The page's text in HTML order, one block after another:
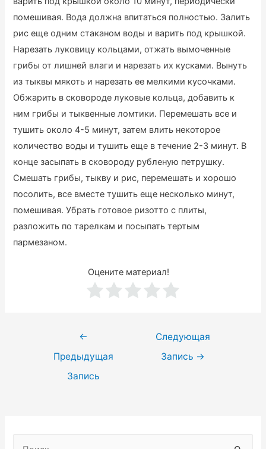
помешивая. Вода должна впитаться полностью. Залить
рис еще одним стаканом воды и варить под крышкой.
Нарезать луковицу кольцами, отжать вымоченные
грибы от лишней влаги и нарезать их кусками. Вынуть
из тыквы мякоть и нарезать ее мелкими кусочками.
Обжарить в сковороде луковые кольца, добавить к
ним грибы и тыквенные ломтики. Перемешать все и
тушить около 4-5 минут, затем влить некоторое
количество воды и тушить еще в течение 2-3 минут. В
конце засыпать в сковороду рубленую петрушку.
Смешать грибы, тыкву и рис, перемешать и хорошо
посолить, все вместе тушить еще несколько минут,
помешивая. Убрать готовое ризотто с плиты,
разложить по тарелкам и посыпать тертым
пармезаном.
Оцените материал!
Навигация
записям
←
Предыдущая
Запись
Следующая
Запись →